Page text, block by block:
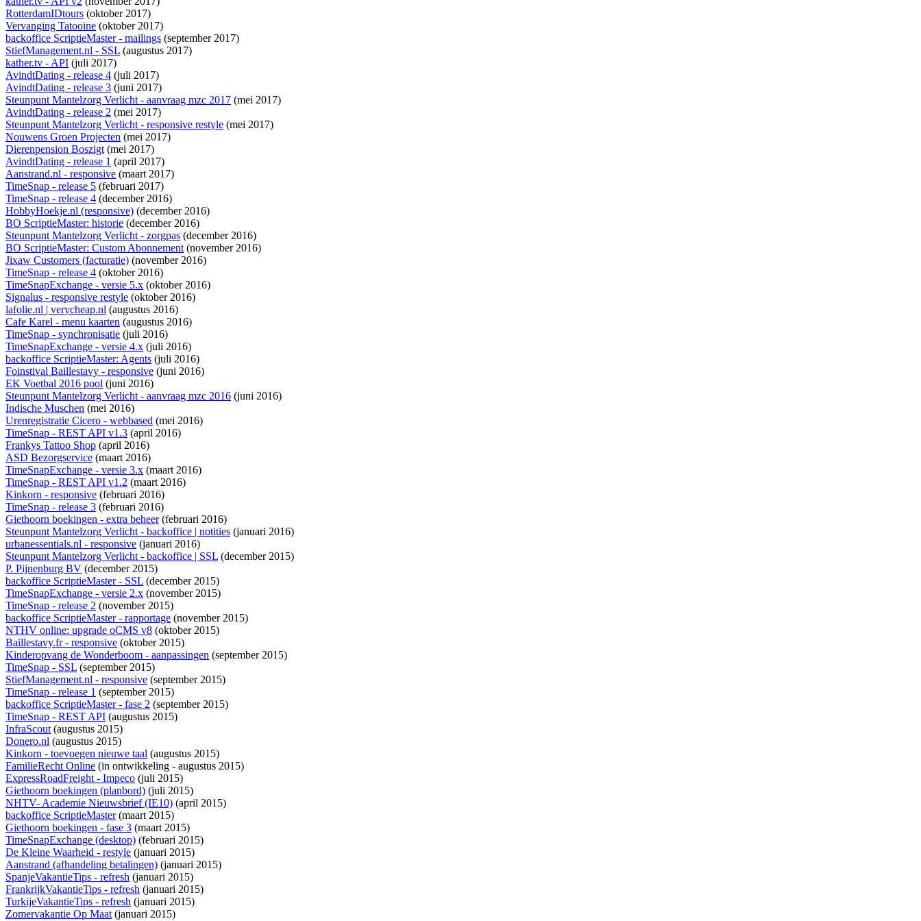
RotterdamIDtours (oktober 2017)
Vervanging Tatooine (oktober 2017)
backoffice ScriptieMaster - mailings (september 2017)
StiefManagement.nl - SSL (augustus 2017)
kather.tv - API (juli 2017)
AvindtDating - release 4 (juli 2017)
AvindtDating - release 3 (juni 2017)
Steunpunt Mantelzorg Verlicht - aanvraag mzc 2017 (mei 2017)
AvindtDating - release 2 (mei 2017)
Steunpunt Mantelzorg Verlicht - responsive restyle (mei 2017)
Nouwens Groen Projecten (mei 2017)
Dierenpension Boszigt(mei 2017)
AvindtDating - release 1 (april 2017)
Aanstrand.nl - responsive (maart 2017)
TimeSnap - release 5 (februari 2017)
TimeSnap - release 4 (december 2016)
HobbyHoekje.nl (responsive) (december 2016)
BO ScriptieMaster: historie (december 2016)
Steunpunt Mantelzorg Verlicht - zorgpas (december 2016)
BO ScriptieMaster: Custom Abonnement(november 2016)
Jixaw Customers (facturatie) (november 2016)
TimeSnap - release 4 (oktober 2016)
TimeSnapExchange - versie 5.x (oktober 2016)
Signalus - responsive restyle (oktober 2016)
lafolie.nl | verycheap.nl (augustus 2016)
Cafe Karel - menu kaarten (augustus 2016)
TimeSnap - synchronisatie (juli 2016)
TimeSnapExchange - versie 4.x (juli 2016)
backoffice ScriptieMaster: Agents (juli 2016)
Foinstival Baillestavy - responsive (juni 2016)
EK Voetbal 2016 pool (juni 2016)
Steunpunt Mantelzorg Verlicht - aanvraag mzc 2016 (juni 2016)
Indische Muschen (mei 2016)
Urenregistratie Cicero - webbased (mei 2016)
TimeSnap - REST API v1.3 (april 2016)
Frankys Tattoo Shop (april 2016)
ASD Bezorgservice (maart 2016)
TimeSnapExchange - versie 3.x (maart 2016)
TimeSnap - REST API v1.2 (maart 2016)
Kinkorn - responsive (februari 2016)
TimeSnap - release 3 (februari 2016)
Giethoorn boekingen - extra beheer(februari 2016)
Steunpunt Mantelzorg Verlicht - backoffice | notities (januari 2016)
urbanessentials.nl - responsive (januari 2016)
Steunpunt Mantelzorg Verlicht - backoffice | SSL (december 2015)
P. Pijnenburg BV (december 2015)
backoffice ScriptieMaster - SSL (december 2015)
TimeSnapExchange - versie 2.x (november 2015)
TimeSnap - release 2 (november 2015)
backoffice ScriptieMaster - rapportage (november 2015)
NTHV online: upgrade oCMS v8 (oktober 2015)
Baillestavy.fr - responsive (oktober 2015)
Kinderopvang de Wonderboom - aanpassingen (september 2015)
TimeSnap - SSL (september 2015)
StiefManagement.nl - responsive (september 2015)
TimeSnap - release 1 (september 2015)
backoffice ScriptieMaster - fase 2 (september 2015)
TimeSnap - REST API (augustus 2015)
InfraScout(augustus 2015)
Donero.nl (augustus 2015)
Kinkorn - toevoegen nieuwe taal (augustus 2015)
FamilieRecht Online (in ontwikkeling - augustus 2015)
ExpressRoadFreight - Impeco (juli 2015)
Giethoorn boekingen (planbord) (juli 2015)
NHTV- Academie Nieuwsbrief (IE10) (april 2015)
backoffice ScriptieMaster(maart 2015)
Giethoorn boekingen - fase 3 (maart 2015)
TimeSnapExchange (desktop) (februari 2015)
De Kleine Waarheid - restyle (januari 2015)
Aanstrand (afhandeling betalingen) (januari 2015)
SpanjeVakantieTips - refresh (januari 2015)
FrankrijkVakantieTips - refresh (januari 2015)
TurkijeVakantieTips - refresh (januari 2015)
Zomervakantie Op Maat(januari 2015)